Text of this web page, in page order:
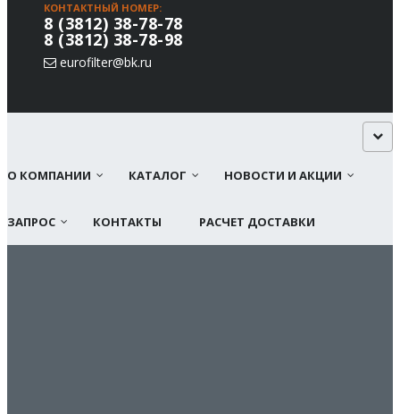
КОНТАКТНЫЙ НОМЕР:
8 (3812) 38-78-78
8 (3812) 38-78-98
eurofilter@bk.ru
О КОМПАНИИ КАТАЛОГ НОВОСТИ И АКЦИИ
ЗАПРОС КОНТАКТЫ РАСЧЕТ ДОСТАВКИ